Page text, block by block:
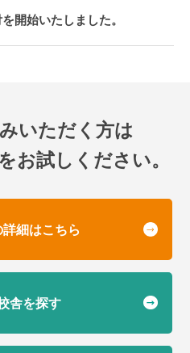
開始いたしました。
いただく方は
お試しください。
細はこちら
舎を探す